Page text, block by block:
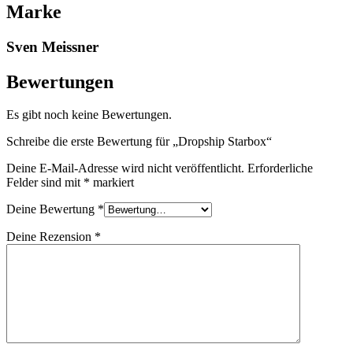
Marke
Sven Meissner
Bewertungen
Es gibt noch keine Bewertungen.
Schreibe die erste Bewertung für „Dropship Starbox“
Deine E-Mail-Adresse wird nicht veröffentlicht. Erforderliche
Felder sind mit * markiert
Deine Bewertung *
Deine Rezension *